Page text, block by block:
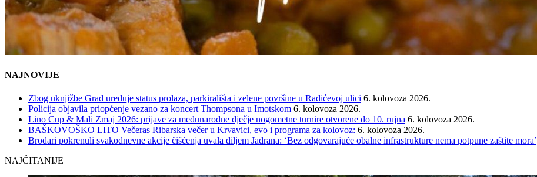
NAJNOVIJE
Zbog uknjižbe Grad uređuje status prolaza, parkirališta i zelene površine u Radićevoj ulici 6. kolovoza 2026.
Policija objavila priopćenje vezano za koncert Thompsona u Imotskom 6. kolovoza 2026.
Lino Cup & Mali Zmaj 2026: prijave za međunarodne dječje nogometne turnire otvorene do 10. rujna 6. kolovoza 2026.
BAŠKOVOŠKO LITO Večeras Ribarska večer u Krvavici, evo i programa za kolovoz: 6. kolovoza 2026.
Brodari pokrenuli svakodnevne akcije čišćenja uvala diljem Jadrana: ‘Bez odgovarajuće obalne infrastrukture nema potpune zaštite mora’
NAJČITANIJE